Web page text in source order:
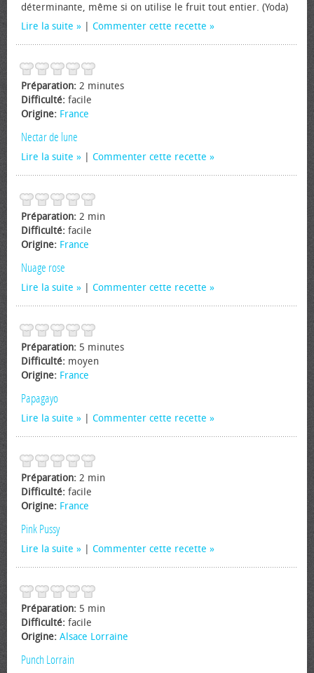
déterminante, même si on utilise le fruit tout entier. (Yoda)
Lire la suite
Commenter cette recette
Préparation: 2 minutes
Difficulté: facile
Origine: France
Nectar de lune
Lire la suite Commenter cette recette
Préparation: 2 min
Difficulté: facile
Origine: France
Nuage rose
Lire la suite Commenter cette recette
Préparation: 5 minutes
Difficulté: moyen
Origine: France
Papagayo
Lire la suite Commenter cette recette
Préparation: 2 min
Difficulté: facile
Origine: France
Pink Pussy
Lire la suite Commenter cette recette
Préparation: 5 min
Difficulté: facile
Origine: Alsace Lorraine
Punch Lorrain